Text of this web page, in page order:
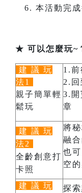
本活動完成
★ 可以怎麼玩~
建 議 玩
法1
親子簡單輕
鬆玩
1.前
2.回
3.開
章
建 議 玩
法2
全齡創意打
卡照
將
融合
也
空
建 議 玩
探